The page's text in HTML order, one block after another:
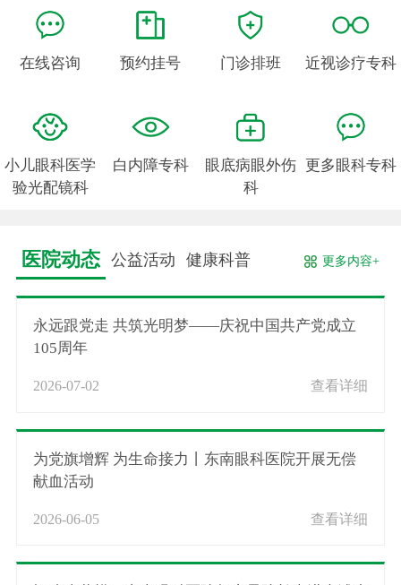
在线咨询 预约挂号 门诊排班 近视诊疗专科
小儿眼科医学
验光配镜科
白内障专科
眼底病眼外伤
科
更多眼科专科
医院动态 公益活动 健康科普 更多内容+
永远跟党走 共筑光明梦——庆祝中国共产党成立
105周年
2026-07-02 查看详细
为党旗增辉 为生命接力丨东南眼科医院开展无偿
献血活动
2026-06-05 查看详细